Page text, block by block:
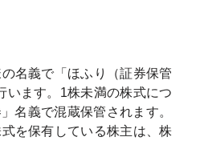
名義で「ほふり（証券保管
います。1株未満の株式につ
名義で混蔵保管されます。
を保有している株主は、株